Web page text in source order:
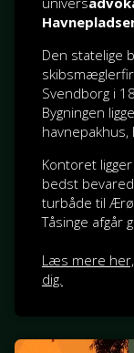
Den statelige
Svendborg i
Bygningen
Kontoret
bedst
turbåde til
Tåsinge afgår
Læs mere
dig.